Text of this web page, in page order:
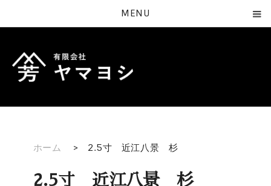
MENU
ホーム > 2.5寸 近江八景 杉
2.5寸 近江八景 杉